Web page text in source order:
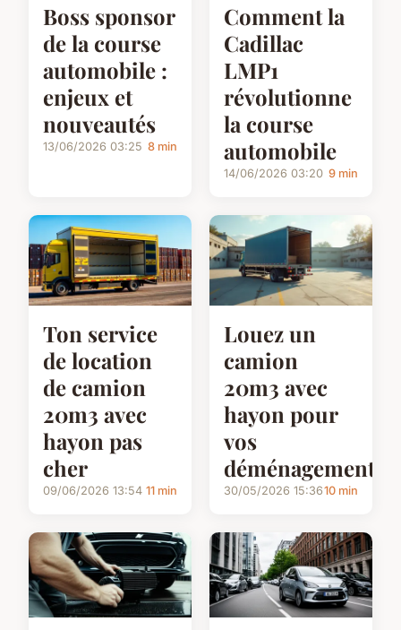
Boss sponsor
de la course
automobile :
enjeux et
nouveautés
13/06/2026 03:25 8 min
Comment la
Cadillac
LMP1
révolutionne
la course
automobile
14/06/2026 03:20 9 min
Ton service
de location
de camion
20m3 avec
hayon pas
cher
09/06/2026 13:54 11 min
Louez un
camion
20m3 avec
hayon pour
vos
déménagements
30/05/2026 15:3610 min